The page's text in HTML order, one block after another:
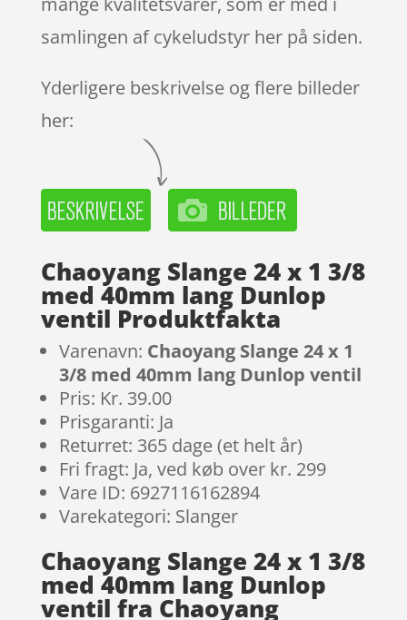
samlingen af cykeludstyr her på siden.
Yderligere beskrivelse og flere billeder
her:
Chaoyang Slange 24 x 1 3/8
med 40mm lang Dunlop
ventil Produktfakta
Varenavn: Chaoyang Slange 24 x 1
3/8 med 40mm lang Dunlop ventil
Pris: Kr. 39.00
Prisgaranti: Ja
Returret: 365 dage (et helt år)
Fri fragt: Ja, ved køb over kr. 299
Vare ID: 6927116162894
Varekategori: Slanger
Chaoyang Slange 24 x 1 3/8
med 40mm lang Dunlop
ventil fra Chaoyang